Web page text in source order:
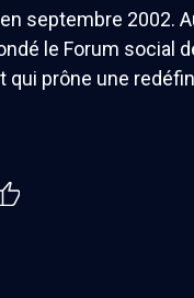
septembre 2002.
le Forum social
qui prône une